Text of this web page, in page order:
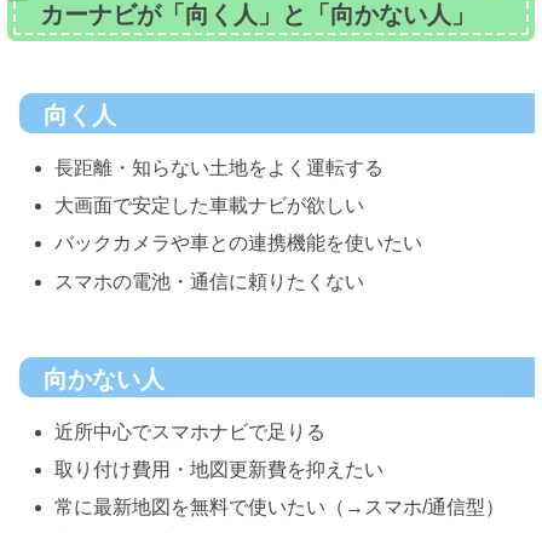
カーナビが「向く人」と「向かない人」
向く人
長距離・知らない土地をよく運転する
大画面で安定した車載ナビが欲しい
バックカメラや車との連携機能を使いたい
スマホの電池・通信に頼りたくない
向かない人
近所中心でスマホナビで足りる
取り付け費用・地図更新費を抑えたい
常に最新地図を無料で使いたい（→スマホ/通信型）